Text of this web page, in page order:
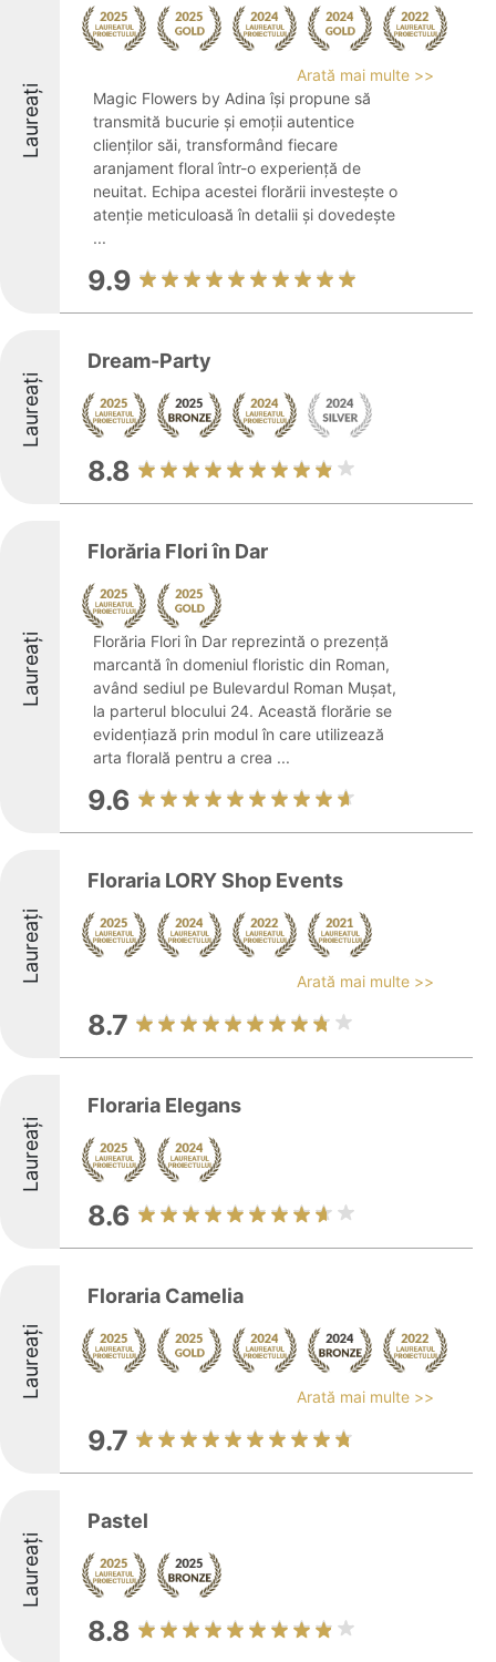
Laureați
Arată mai multe >>
Magic Flowers by Adina își propune să
transmită bucurie și emoții autentice
clienților săi, transformând fiecare
aranjament floral într-o experiență de
neuitat. Echipa acestei florării investește o
atenție meticuloasă în detalii și dovedește
...
9.9
Laureați
Dream-Party
8.8
Laureați
Florăria Flori în Dar
Florăria Flori în Dar reprezintă o prezență
marcantă în domeniul floristic din Roman,
având sediul pe Bulevardul Roman Mușat,
la parterul blocului 24. Această florărie se
evidențiază prin modul în care utilizează
arta florală pentru a crea ...
9.6
Laureați
Floraria LORY Shop Events
Arată mai multe >>
8.7
Laureați
Floraria Elegans
8.6
Laureați
Floraria Camelia
Arată mai multe >>
9.7
Laureați
Pastel
8.8